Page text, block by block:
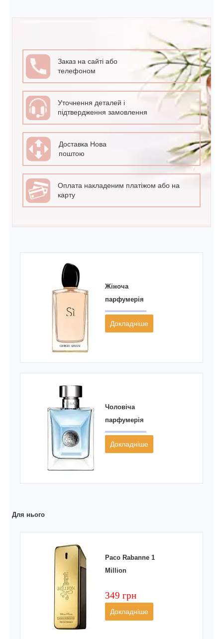
Заказ на сайті або
телефоном
Уточнення деталей і
підтвердження замовлення
Доставка Нова
поштою
Оплата накладеним платіжом або на
карту
Жіноча
парфумерія
Докладніше
Чоловіча
парфумерія
Докладніше
Для нього
Paco Rabanne 1
Million
349 грн
Докладніше